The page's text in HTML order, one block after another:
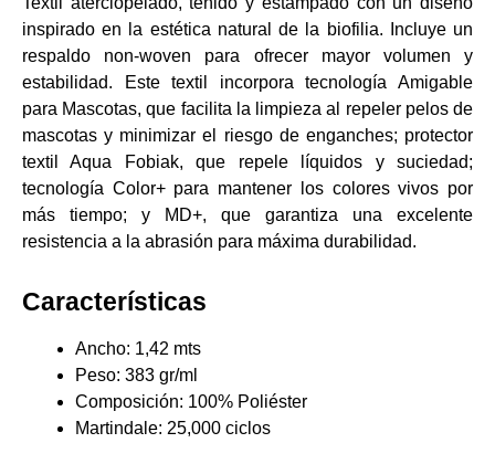
Textiles Premium
Premium
Tapicería
Velos Premium
Lona Premium
Colchón
Velvet Premium
Cuero Premium
Burda Premium
inspirado en la estética natural de la biofilia. Incluye un
respaldo non-woven para ofrecer mayor volumen y
estabilidad. Este textil incorpora tecnología Amigable
para Mascotas, que facilita la limpieza al repeler pelos de
mascotas y minimizar el riesgo de enganches; protector
textil Aqua Fobiak, que repele líquidos y suciedad;
tecnología Color+ para mantener los colores vivos por
más tiempo; y MD+, que garantiza una excelente
resistencia a la abrasión para máxima durabilidad.
Características
Ancho: 1,42 mts
Peso: 383 gr/ml
Composición: 100% Poliéster
Martindale: 25,000 ciclos